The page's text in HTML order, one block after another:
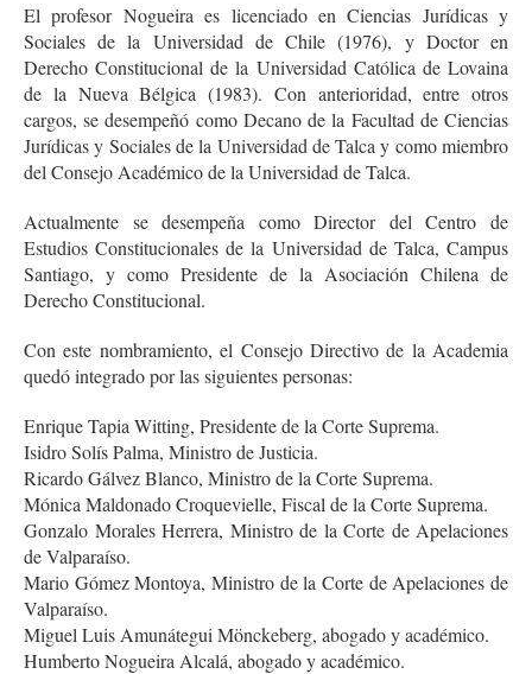
El profesor Nogueira es licenciado en Ciencias Jurídicas y
Sociales de la Universidad de Chile (1976), y Doctor en
Derecho Constitucional de la Universidad Católica de Lovaina
de la Nueva Bélgica (1983). Con anterioridad, entre otros
cargos, se desempeñó como Decano de la Facultad de Ciencias
Jurídicas y Sociales de la Universidad de Talca y como miembro
del Consejo Académico de la Universidad de Talca.
Actualmente se desempeña como Director del Centro de
Estudios Constitucionales de la Universidad de Talca, Campus
Santiago, y como Presidente de la Asociación Chilena de
Derecho Constitucional.
Con este nombramiento, el Consejo Directivo de la Academia
quedó integrado por las siguientes personas:
Enrique Tapia Witting, Presidente de la Corte Suprema.
Isidro Solís Palma, Ministro de Justicia.
Ricardo Gálvez Blanco, Ministro de la Corte Suprema.
Mónica Maldonado Croquevielle, Fiscal de la Corte Suprema.
Gonzalo Morales Herrera, Ministro de la Corte de Apelaciones
de Valparaíso.
Mario Gómez Montoya, Ministro de la Corte de Apelaciones de
Valparaíso.
Miguel Luis Amunátegui Mönckeberg, abogado y académico.
Humberto Nogueira Alcalá, abogado y académico.